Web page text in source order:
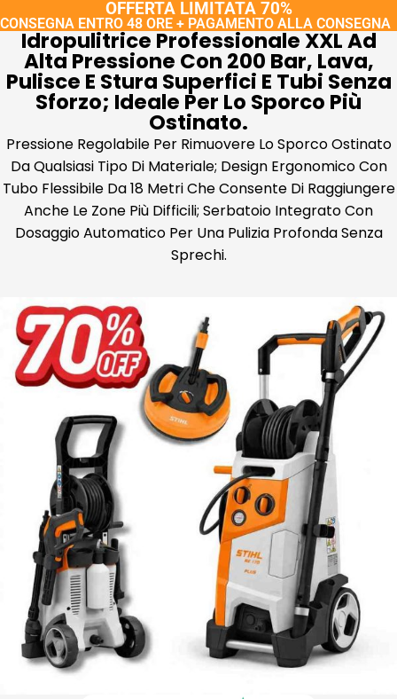
OFFERTA LIMITATA 70%
CONSEGNA ENTRO 48 ORE + PAGAMENTO ALLA CONSEGNA
Idropulitrice Professionale XXL Ad
Alta Pressione Con 200 Bar, Lava,
Pulisce E Stura Superfici E Tubi Senza
Sforzo; Ideale Per Lo Sporco Più
Ostinato.
Pressione Regolabile Per Rimuovere Lo Sporco Ostinato
Da Qualsiasi Tipo Di Materiale; Design Ergonomico Con
Tubo Flessibile Da 18 Metri Che Consente Di Raggiungere
Anche Le Zone Più Difficili; Serbatoio Integrato Con
Dosaggio Automatico Per Una Pulizia Profonda Senza
Sprechi.